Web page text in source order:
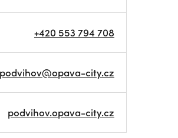
+420 553 794 708
podvihov@opava-city.cz
podvihov.opava-city.cz